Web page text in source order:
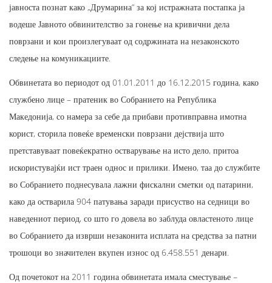
јавноста познат како „Друмарина“ за кој истражната постапка ја
водеше Јавното обвинителство за гонење на кривични дела
поврзани и кои произлегуваат од содржината на незаконското
следење на комуникациите.
Обвинетата во периодот од 01.01.2011 до 16.12.2015 година, како
службено лице – пратеник во Собранието на Република
Македонија, со намера за себе да прибави противправна имотна
корист, сторила повеќе временски поврзани дејствија што
претставуваат повеќекратно остварување на исто дело, притоа
искористувајќи ист траен однос и прилики. Имено, таа до службите
во Собранието поднесувала лажни фискални сметки од патарини,
како да остварила 904 патувања заради присуство на седници во
наведениот период, со што го довела во заблуда овластеното лице
во Собранието да изврши незаконита исплата на средства за патни
трошоци во значителен вкупен износ од 6.458.551 денари.
Од почетокот на 2011 година обвинетата имала сместување –